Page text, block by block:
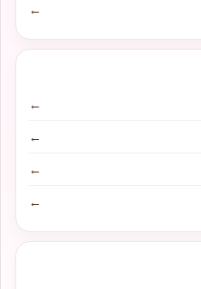
←
←
←
←
←